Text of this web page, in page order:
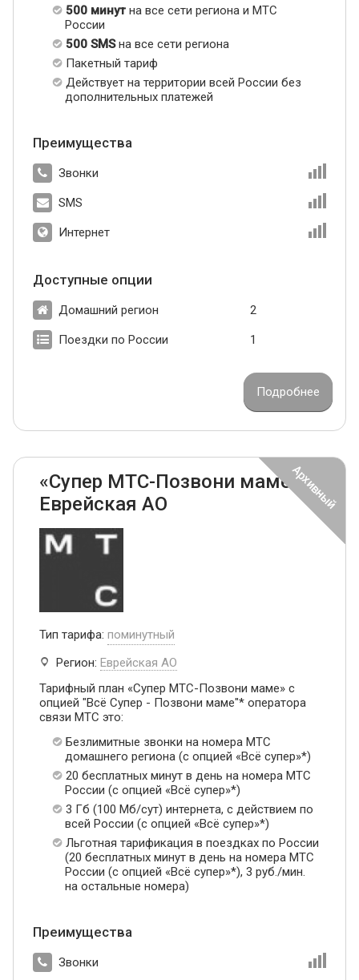
500 минут на все сети региона и МТС
России
500 SMSна все сети региона
Пакетный тариф
Действует на территории всей России без
дополнительных платежей
Преимущества
Звонки
SMS
Интернет
Доступные опции
Домашний регион 2
Поездки по России 1
Подробнее
«Супер МТС-Позвони маме»
Еврейская АО
Тип тарифа: поминутный
Регион: Еврейская АО
Тарифный план «Супер МТС-Позвони маме» с
опцией "Всё Супер - Позвони маме"* оператора
связи МТС это:
Безлимитные звонки на номера МТС
домашнего региона (с опцией «Всё супер»*)
20 бесплатных минут в день на номера МТС
России (с опцией «Всё супер»*)
3 Гб (100 Мб/сут) интернета, с действием по
всей России (с опцией «Всё супер»*)
Льготная тарификация в поездках по России
(20 бесплатных минут в день на номера МТС
России (с опцией «Всё супер»*), 3 руб./мин.
на остальные номера)
Преимущества
Звонки